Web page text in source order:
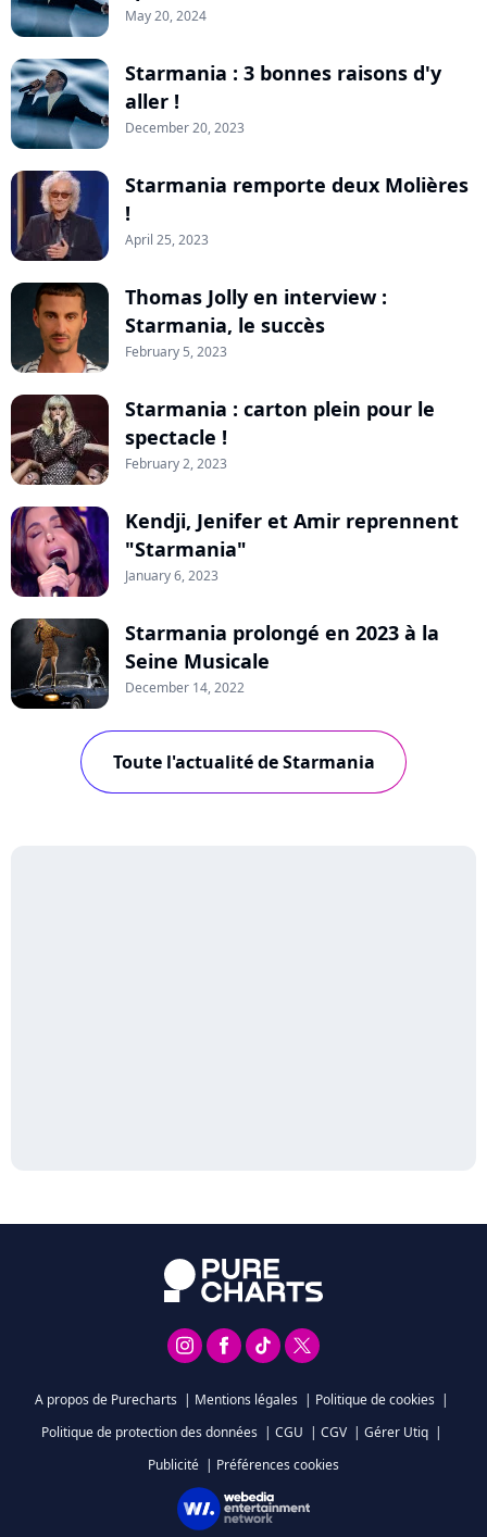
May 20, 2024
Starmania : 3 bonnes raisons d'y
aller !
December 20, 2023
Starmania remporte deux Molières
!
April 25, 2023
Thomas Jolly en interview :
Starmania, le succès
February 5, 2023
Starmania : carton plein pour le
spectacle !
February 2, 2023
Kendji, Jenifer et Amir reprennent
"Starmania"
January 6, 2023
Starmania prolongé en 2023 à la
Seine Musicale
December 14, 2022
Toute l'actualité de Starmania
A propos de Purecharts | Mentions légales | Politique de cookies |
Politique de protection des données | CGU | CGV | Gérer Utiq |
Publicité | Préférences cookies